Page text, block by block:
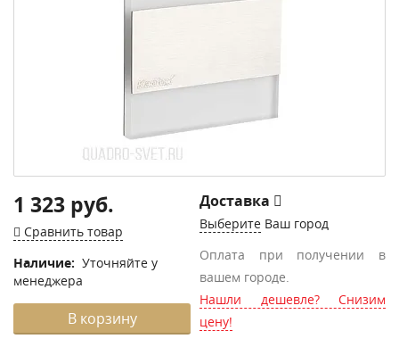
1 323 руб.
Сравнить товар
Наличие: Уточняйте у
менеджера
В корзину
Доставка
Выберите Ваш город
Оплата при получении в
вашем городе.
Нашли дешевле? Снизим
цену!